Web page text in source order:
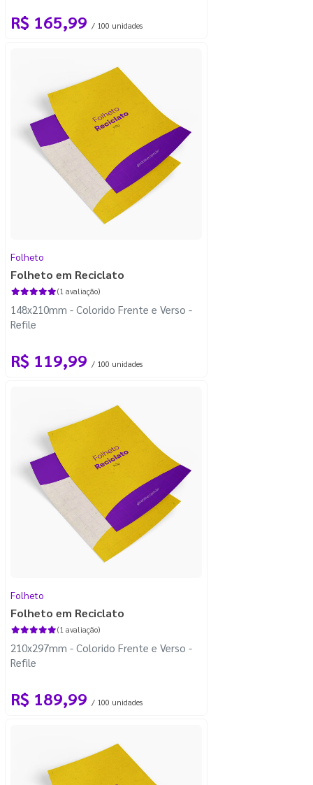
R$ 165,99 / 100 unidades
Folheto
Folheto em Reciclato
(1 avaliação)
148x210mm - Colorido Frente e Verso -
Refile
R$ 119,99 / 100 unidades
Folheto
Folheto em Reciclato
(1 avaliação)
210x297mm - Colorido Frente e Verso -
Refile
R$ 189,99 / 100 unidades